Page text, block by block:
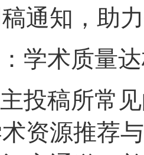
通知，助
学术质量
投稿所常
资源推荐